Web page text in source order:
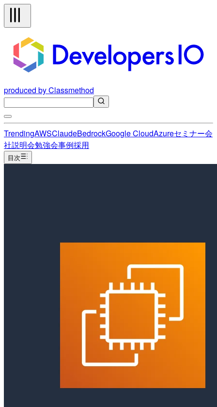
produced by Classmethod
TrendingAWSClaudeBedrockGoogle CloudAzureセミナー会
社説明会勉強会事例採用
目次